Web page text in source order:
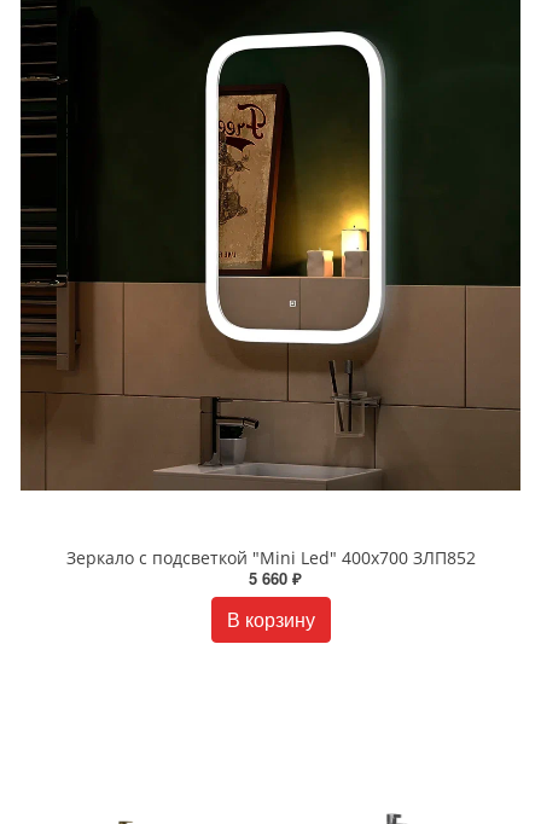
Зеркало с подсветкой "Mini Led" 400х700 ЗЛП852
5 660 ₽
В корзину